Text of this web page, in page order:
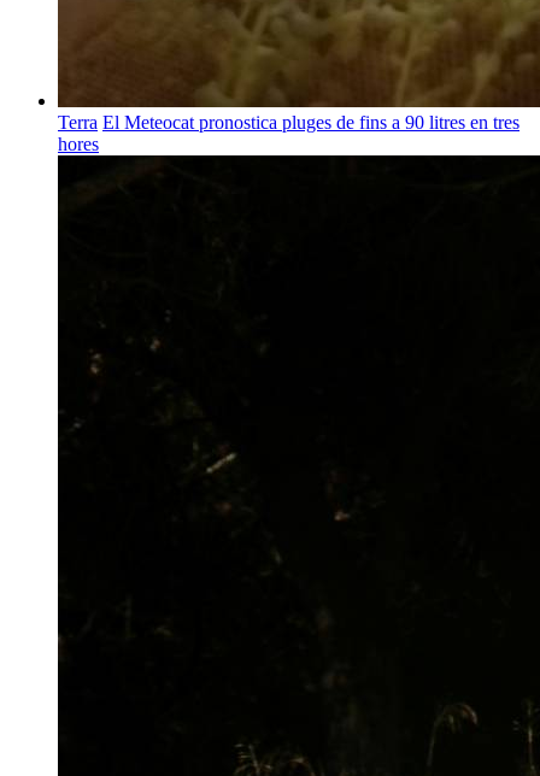
Terra El Meteocat pronostica pluges de fins a 90 litres en tres
hores